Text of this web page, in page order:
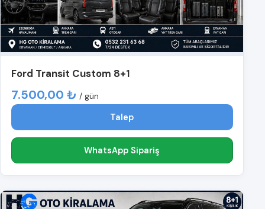
Ford Transit Custom 8+1
7.500,00 ₺ / gün
Talep
WhatsApp Sipariş